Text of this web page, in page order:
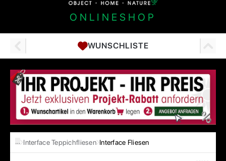
ONLINESHOP
WUNSCHLISTE
… Interface Teppichfliesen Interface Fliesen